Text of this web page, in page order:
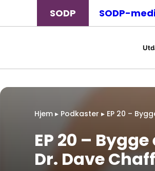
SODP SODP-
Hjem ▸ Podkaster ▸ EP 20 –
EP 20 –
Dr. Dave